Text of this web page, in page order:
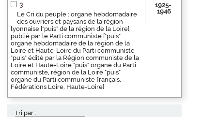
3
Le Cri du peuple : organe hebdomadaire
des ouvriers et paysans de la région
lyonnaise ["puis" de la région de la Loire],
publié par le Parti communiste ["puis"
organe hebdomadaire de la région de la
Loire et Haute-Loire du Parti communiste
"puis" édité par la Région communiste de la
Loire et Haute-Loire "puis" organe du Parti
communiste, région de la Loire "puis"
organe du Parti communiste français,
Fédérations Loire, Haute-Loire]
1925-
1946
Tri par :